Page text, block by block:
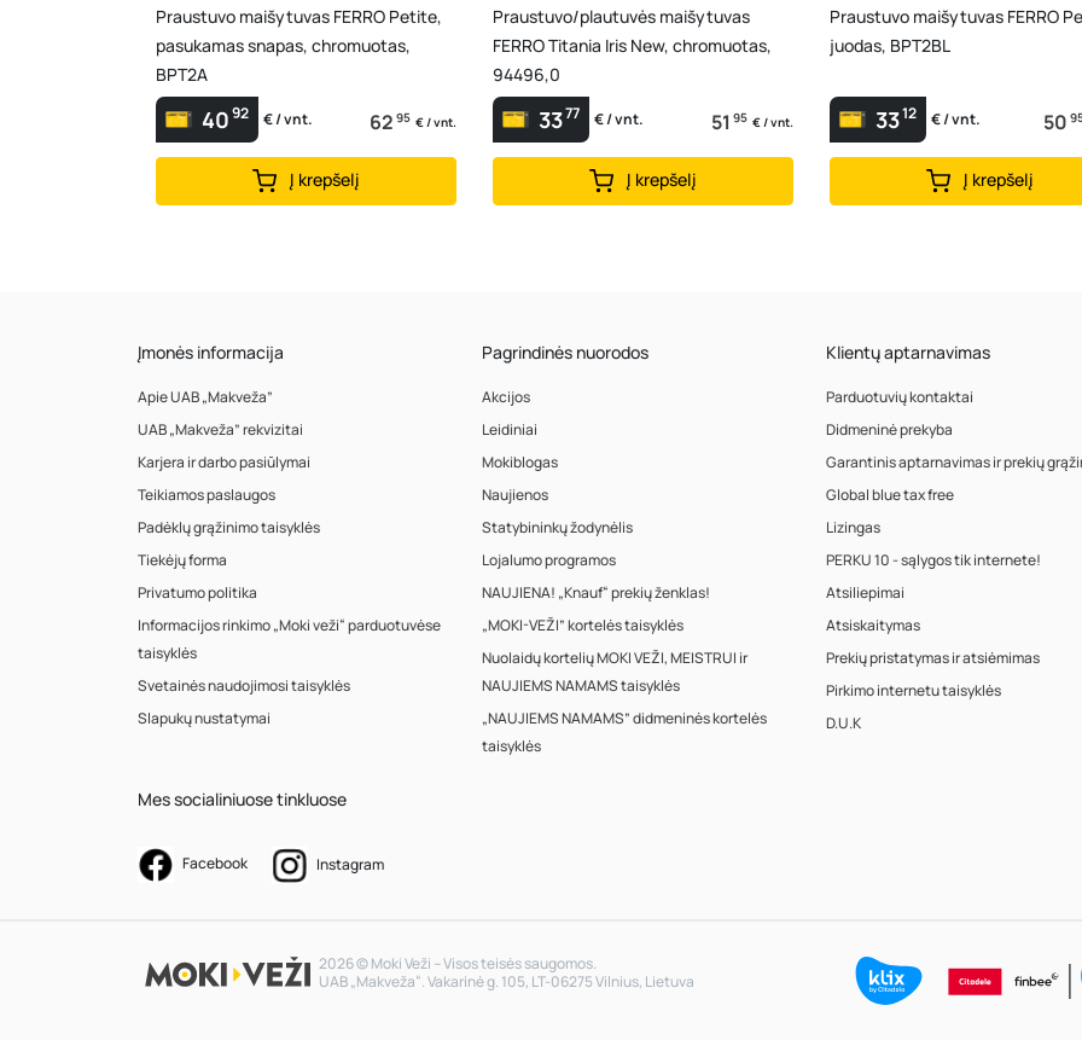
Praustuvo maišytuvas FERRO Petite,
pasukamas snapas, chromuotas,
BPT2A
4092 € / vnt. 62 95 € / vnt.
Į krepšelį
Praustuvo/plautuvės maišytuvas
FERRO Titania Iris New, chromuotas,
94496,0
3377 € / vnt. 51 95 € / vnt.
Į krepšelį
Praustuvo maišytuvas FERRO
juodas, BPT2BL
3312 € / vnt. 50
Į krepšelį
Įmonės informacija
Apie UAB „Makveža”
UAB „Makveža” rekvizitai
Karjera ir darbo pasiūlymai
Teikiamos paslaugos
Padėklų grąžinimo taisyklės
Tiekėjų forma
Privatumo politika
Informacijos rinkimo „Moki veži“ parduotuvėse
taisyklės
Svetainės naudojimosi taisyklės
Slapukų nustatymai
Pagrindinės nuorodos
Akcijos
Leidiniai
Mokiblogas
Naujienos
Statybininkų žodynėlis
Lojalumo programos
NAUJIENA! „Knauf“ prekių ženklas!
„MOKI-VEŽI” kortelės taisyklės
Nuolaidų kortelių MOKI VEŽI, MEISTRUI ir
NAUJIEMS NAMAMS taisyklės
„NAUJIEMS NAMAMS” didmeninės kortelės
taisyklės
Klientų aptarnavimas
Parduotuvių kontaktai
Didmeninė prekyba
Garantinis aptarnavimas ir prekių
Global blue tax free
Lizingas
PERKU 10 - sąlygos tik internete!
Atsiliepimai
Atsiskaitymas
Prekių pristatymas ir atsiėmimas
Pirkimo internetu taisyklės
D.U.K
Mes socialiniuose tinkluose
Facebook Instagram
2026 © Moki Veži – Visos teisės saugomos.
UAB „Makveža“. Vakarinė g. 105, LT-06275 Vilnius, Lietuva